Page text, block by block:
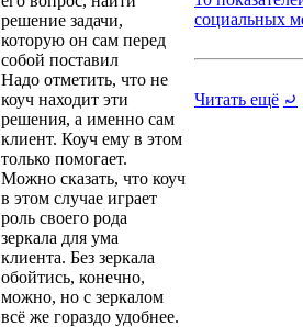
решение задачи,
которую он сам перед
собой поставил
Надо отметить, что не
коуч находит эти
решения, а именно сам
клиент. Коуч ему в этом
только помогает.
Можно сказать, что коуч
в этом случае играет
роль своего рода
зеркала для ума
клиента. Без зеркала
обойтись, конечно,
можно, но с зеркалом
всё же гораздо удобнее.
социальных
Читать ещё ⤾